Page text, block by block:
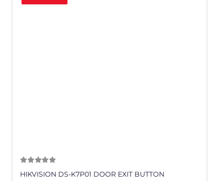
HIKVISION DS-K7P01 DOOR EXIT BUTTON